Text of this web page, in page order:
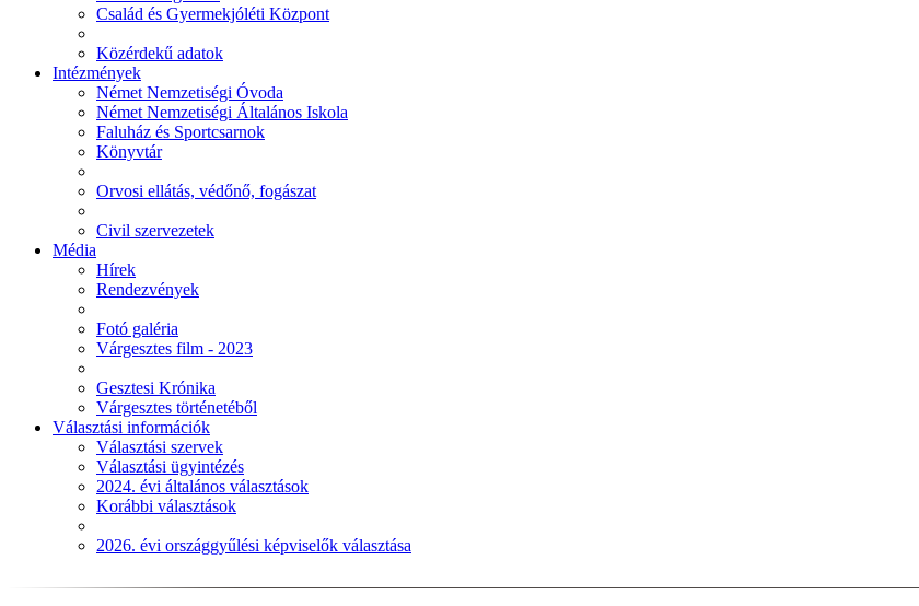
Család és Gyermekjóléti Központ
Közérdekű adatok
Intézmények
Német Nemzetiségi Óvoda
Német Nemzetiségi Általános Iskola
Faluház és Sportcsarnok
Könyvtár
Orvosi ellátás, védőnő, fogászat
Civil szervezetek
Média
Hírek
Rendezvények
Fotó galéria
Várgesztes film - 2023
Gesztesi Krónika
Várgesztes történetéből
Választási információk
Választási szervek
Választási ügyintézés
2024. évi általános választások
Korábbi választások
2026. évi országgyűlési képviselők választása